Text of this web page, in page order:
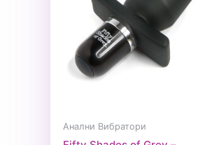
Анални Вибратори